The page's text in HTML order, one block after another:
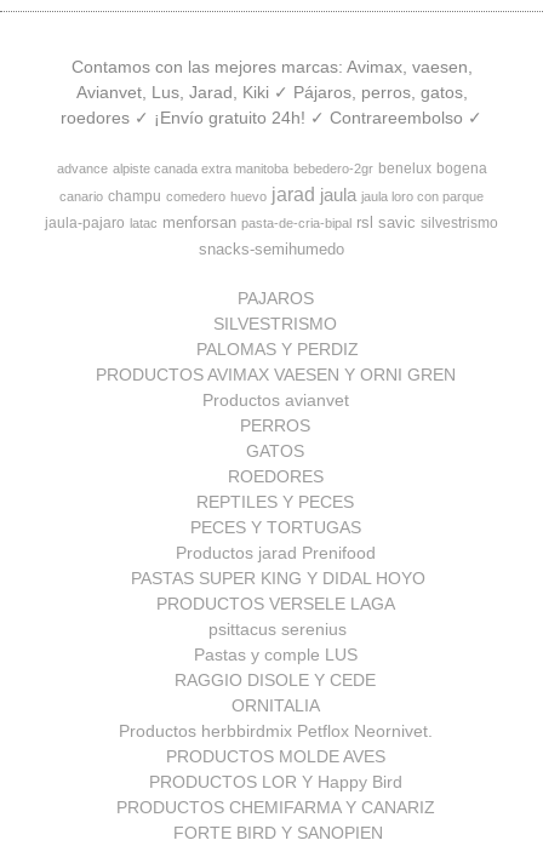
Contamos con las mejores marcas: Avimax, vaesen,
Avianvet, Lus, Jarad, Kiki ✓ Pájaros, perros, gatos,
roedores ✓ ¡Envío gratuito 24h! ✓ Contrareembolso ✓
advance alpiste canada extra manitoba bebedero-2gr benelux bogena
canario champu comedero huevo jarad jaula jaula loro con parque
jaula-pajaro latac menforsan pasta-de-cria-bipal rsl savic silvestrismo
snacks-semihumedo
PAJAROS
SILVESTRISMO
PALOMAS Y PERDIZ
PRODUCTOS AVIMAX VAESEN Y ORNI GREN
Productos avianvet
PERROS
GATOS
ROEDORES
REPTILES Y PECES
PECES Y TORTUGAS
Productos jarad Prenifood
PASTAS SUPER KING Y DIDAL HOYO
PRODUCTOS VERSELE LAGA
psittacus serenius
Pastas y comple LUS
RAGGIO DISOLE Y CEDE
ORNITALIA
Productos herbbirdmix Petflox Neornivet.
PRODUCTOS MOLDE AVES
PRODUCTOS LOR Y Happy Bird
PRODUCTOS CHEMIFARMA Y CANARIZ
FORTE BIRD Y SANOPIEN